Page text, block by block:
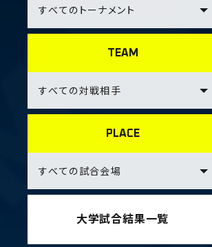
TEAM
PLACE
大学試合結果一覧